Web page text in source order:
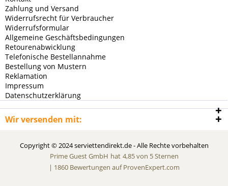
Zahlung und Versand
Widerrufsrecht für Verbraucher
Widerrufsformular
Allgemeine Geschäftsbedingungen
Retourenabwicklung
Telefonische Bestellannahme
Bestellung von Mustern
Reklamation
Impressum
Datenschutzerklärung
Wir versenden mit:
Copyright © 2024 serviettendirekt.de - Alle Rechte vorbehalten
Prime Guest GmbH hat 4,85von 5Sternen
| 1860Bewertungen auf ProvenExpert.com